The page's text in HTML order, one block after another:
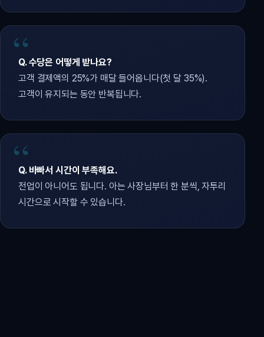
Q. 수당은 어떻게 받나요?
고객 결제액의 25%가 매달 들어옵니다(첫 달 35%).
고객이 유지되는 동안 반복됩니다.
Q. 바빠서 시간이 부족해요.
전업이 아니어도 됩니다. 아는 사장님부터 한 분씩, 자투리
시간으로 시작할 수 있습니다.